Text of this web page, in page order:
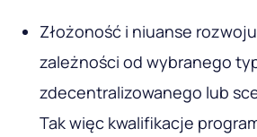
Złożoność i niuanse
zależności od wybranego
zdecentralizowanego lub
Tak więc kwalifikacje